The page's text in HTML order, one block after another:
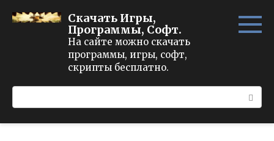
Скачать Игры,
Программы, Софт.
На сайте можно скачать
программы, игры, софт,
скрипты бесплатно.